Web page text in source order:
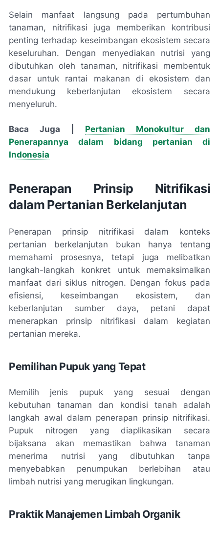
Selain manfaat langsung pada pertumbuhan
tanaman, nitrifikasi juga memberikan kontribusi
penting terhadap keseimbangan ekosistem secara
keseluruhan. Dengan menyediakan nutrisi yang
dibutuhkan oleh tanaman, nitrifikasi membentuk
dasar untuk rantai makanan di ekosistem dan
mendukung keberlanjutan ekosistem secara
menyeluruh.
Baca Juga | Pertanian Monokultur dan
Penerapannya dalam bidang pertanian di
Indonesia
Penerapan Prinsip Nitrifikasi
dalam Pertanian Berkelanjutan
Penerapan prinsip nitrifikasi dalam konteks
pertanian berkelanjutan bukan hanya tentang
memahami prosesnya, tetapi juga melibatkan
langkah-langkah konkret untuk memaksimalkan
manfaat dari siklus nitrogen. Dengan fokus pada
efisiensi, keseimbangan ekosistem, dan
keberlanjutan sumber daya, petani dapat
menerapkan prinsip nitrifikasi dalam kegiatan
pertanian mereka.
Pemilihan Pupuk yang Tepat
Memilih jenis pupuk yang sesuai dengan
kebutuhan tanaman dan kondisi tanah adalah
langkah awal dalam penerapan prinsip nitrifikasi.
Pupuk nitrogen yang diaplikasikan secara
bijaksana akan memastikan bahwa tanaman
menerima nutrisi yang dibutuhkan tanpa
menyebabkan penumpukan berlebihan atau
limbah nutrisi yang merugikan lingkungan.
Praktik Manajemen Limbah Organik